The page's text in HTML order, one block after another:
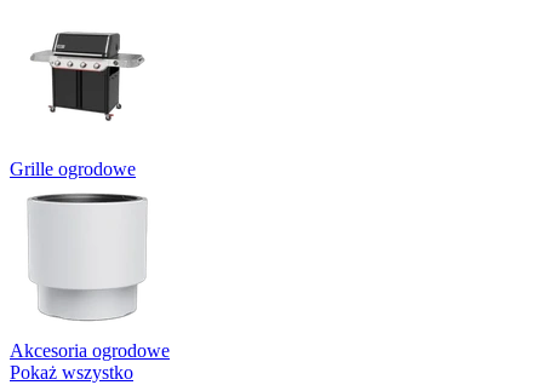
Grille ogrodowe
Akcesoria ogrodowe
Pokaż wszystko